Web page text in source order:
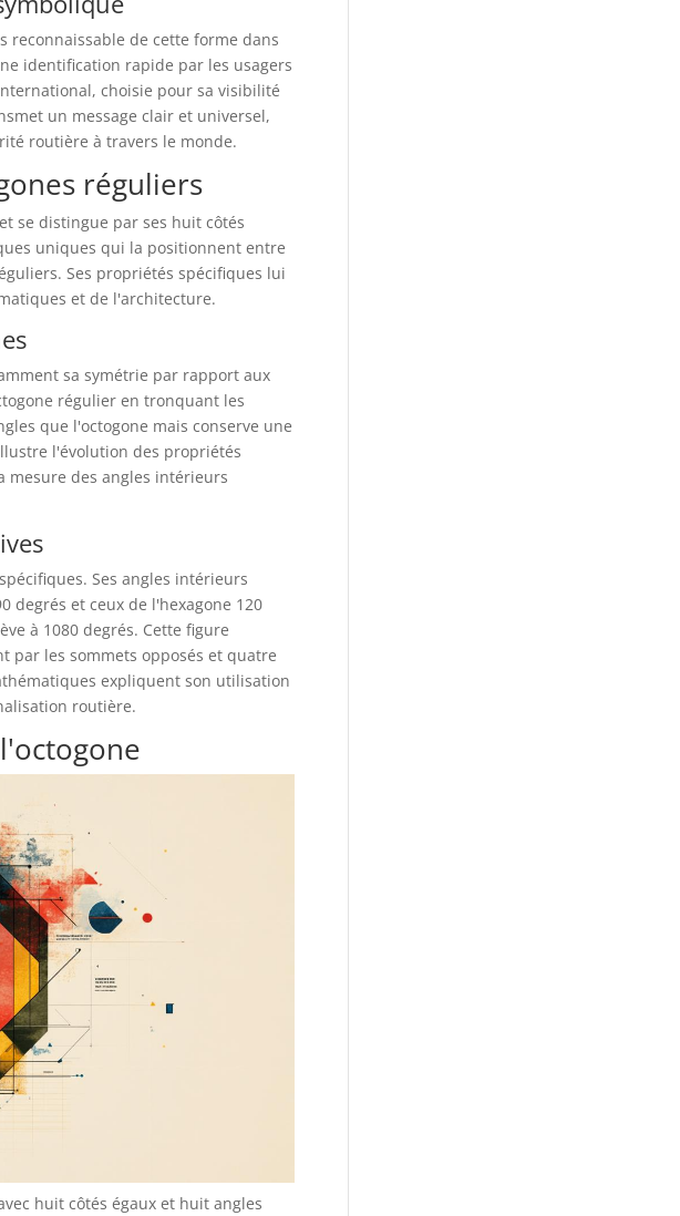
reconnaissable de cette forme dans
identification rapide par les usagers
choisie pour sa visibilité
un message clair et universel,
routière à travers le monde.
réguliers
se distingue par ses huit côtés
uniques qui la positionnent entre
Ses propriétés spécifiques lui
et de l'architecture.
sa symétrie par rapport aux
régulier en tronquant les
que l'octogone mais conserve une
l'évolution des propriétés
mesure des angles intérieurs
Ses angles intérieurs
degrés et ceux de l'hexagone 120
à 1080 degrés. Cette figure
par les sommets opposés et quatre
expliquent son utilisation
routière.
huit côtés égaux et huit angles